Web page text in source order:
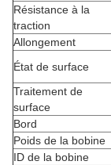
Résistance à la
traction
Allongement
État de surface
Traitement de
surface
Bord
Poids de la bobine
ID de la bobine